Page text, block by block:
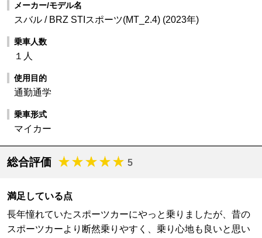
メーカー/モデル名
スバル / BRZ STIスポーツ(MT_2.4) (2023年)
乗車人数
１人
使用目的
通勤通学
乗車形式
マイカー
総合評価 5
満足している点
長年憧れていたスポーツカーにやっと乗りましたが、昔の
スポーツカーより断然乗りやすく、乗り心地も良いと思い